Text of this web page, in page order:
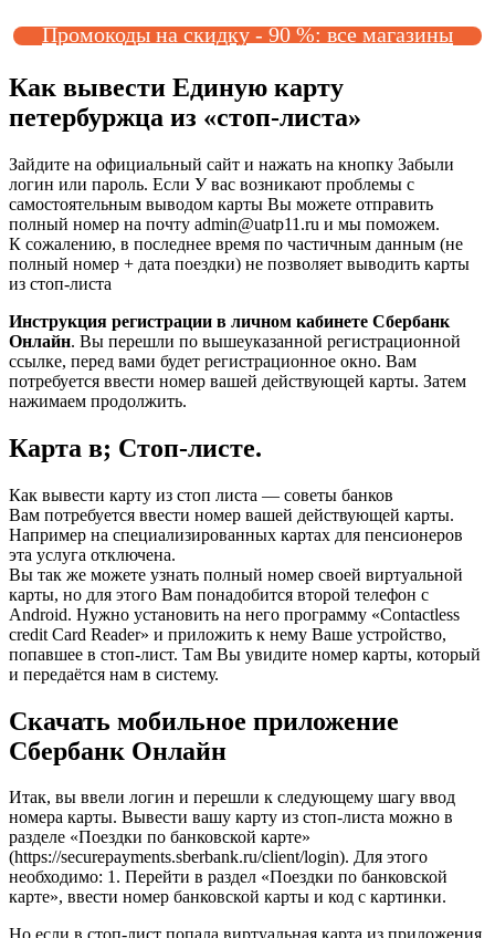
Промокоды на скидку - 90 %: все магазины
Как вывести Единую карту
петербуржца из «стоп-листа»
Зайдите на официальный сайт и нажать на кнопку Забыли
логин или пароль. Если У вас возникают проблемы с
самостоятельным выводом карты Вы можете отправить
полный номер на почту аdmin@uatp11.ru и мы поможем.
К сожалению, в последнее время по частичным данным (не
полный номер + дата поездки) не позволяет выводить карты
из стоп-листа
Инструкция регистрации в личном кабинете Сбербанк
Онлайн. Вы перешли по вышеуказанной регистрационной
ссылке, перед вами будет регистрационное окно. Вам
потребуется ввести номер вашей действующей карты. Затем
нажимаем продолжить.
Карта в; Стоп-листе.
Как вывести карту из стоп листа — советы банков
Вам потребуется ввести номер вашей действующей карты.
Например на специализированных картах для пенсионеров
эта услуга отключена.
Вы так же можете узнать полный номер своей виртуальной
карты, но для этого Вам понадобится второй телефон с
Android. Нужно установить на него программу «Contactless
credit Card Reader» и приложить к нему Ваше устройство,
попавшее в стоп-лист. Там Вы увидите номер карты, который
и передаётся нам в систему.
Скачать мобильное приложение
Сбербанк Онлайн
Итак, вы ввели логин и перешли к следующему шагу ввод
номера карты. Вывести вашу карту из стоп-листа можно в
разделе «Поездки по банковской карте»
(https://securepayments.sberbank.ru/client/login). Для этого
необходимо: 1. Перейти в раздел «Поездки по банковской
карте», ввести номер банковской карты и код с картинки.